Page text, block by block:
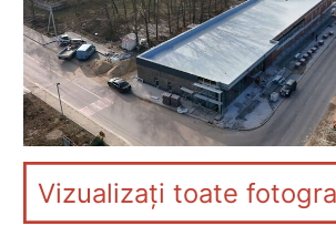
Vizualizați toate